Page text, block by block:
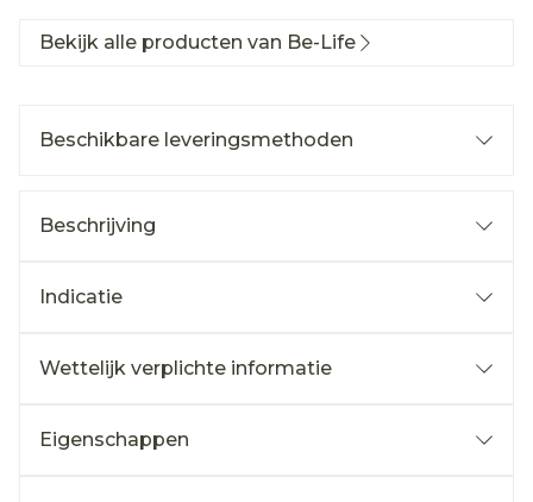
Bekijk alle producten van Be-Life
Beschikbare leveringsmethoden
Beschrijving
Indicatie
Wettelijk verplichte informatie
Eigenschappen